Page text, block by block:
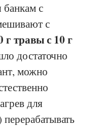
банкам с
с
травы с 10 г
достаточно
можно
для